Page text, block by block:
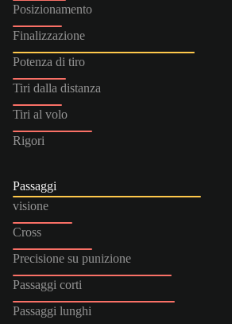
Posizionamento
Finalizzazione
Potenza di tiro
Tiri dalla distanza
Tiri al volo
Rigori
Passaggi
visione
Cross
Precisione su punizione
Passaggi corti
Passaggi lunghi